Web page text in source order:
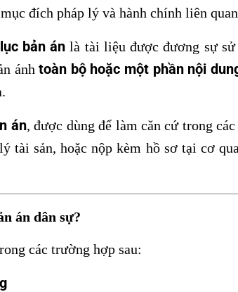
đích pháp lý và hành chính liên
bản án là tài liệu được đương sự
ánhtoàn bộ hoặc một phần nội
án, được dùng để làm căn cứ trong
tài sản, hoặc nộp kèm hồ sơ tại cơ
án dân sự?
các trường hợp sau: